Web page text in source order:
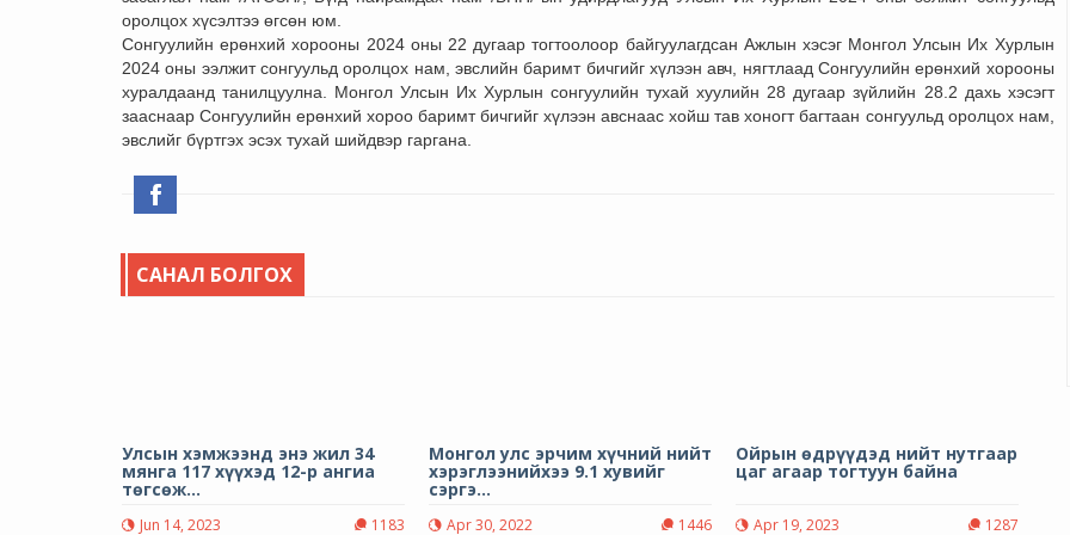
оролцох хүсэлтээ өгсөн юм.
Сонгуулийн ерөнхий хорооны 2024 оны 22 дугаар тогтоолоор байгуулагдсан Ажлын хэсэг Монгол Улсын Их Хурлын
2024 оны ээлжит сонгуульд оролцох нам, эвслийн баримт бичгийг хүлээн авч, нягтлаад Сонгуулийн ерөнхий хорооны
хуралдаанд танилцуулна. Монгол Улсын Их Хурлын сонгуулийн тухай хуулийн 28 дугаар зүйлийн 28.2 дахь хэсэгт
зааснаар Сонгуулийн ерөнхий хороо баримт бичгийг хүлээн авснаас хойш тав хоногт багтаан сонгуульд оролцох нам,
эвслийг бүртгэх эсэх тухай шийдвэр гаргана.
САНАЛ БОЛГОХ
Улсын хэмжээнд энэ жил 34
мянга 117 хүүхэд 12-р ангиа
төгсөж...
Jun 14, 2023 1183
Монгол улс эрчим хүчний нийт
хэрэглээнийхээ 9.1 хувийг
сэргэ...
Apr 30, 2022 1446
Ойрын өдрүүдэд нийт нутгаар
цаг агаар тогтуун байна
Apr 19, 2023 1287